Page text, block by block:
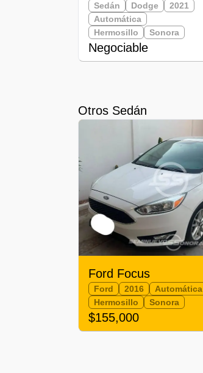
Sedán Dodge
2021
Automática
Hermosillo
Sonora
Negociable
Otros Sedán
Ford Focus
Ford 2016
Automática
Hermosillo
Sonora
$155,000